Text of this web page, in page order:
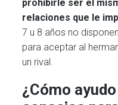
prohibirle ser el
relaciones que le
7 u 8 años no
para aceptar al
un rival.
¿Cómo